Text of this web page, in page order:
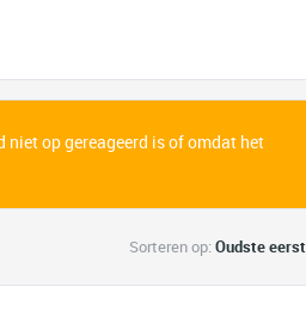
op gereageerd is of omdat het
Sorteren op:Oudste eerst